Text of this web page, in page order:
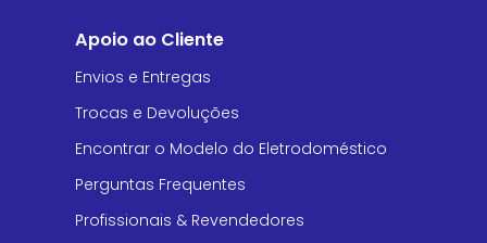
Apoio ao Cliente
Envios e Entregas
Trocas e Devoluções
Encontrar o Modelo do Eletrodoméstico
Perguntas Frequentes
Profissionais & Revendedores